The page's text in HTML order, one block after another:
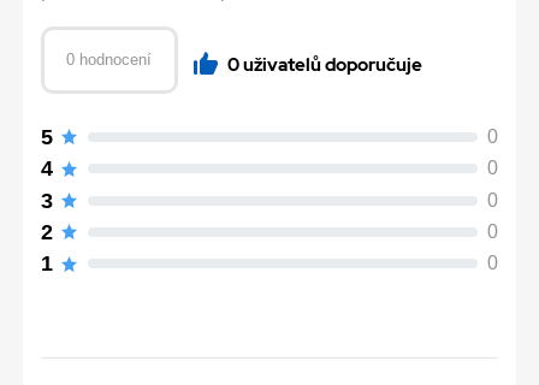
0 hodnocení 0 uživatelů doporučuje
5 0
4 0
3 0
2 0
1 0